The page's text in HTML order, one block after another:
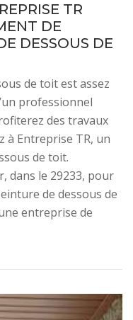
TR
DE
DESSOUS DE
de toit est assez
professionnel
des travaux
à Entreprise TR, un
de toit.
dans le 29233, pour
de dessous de
entreprise de